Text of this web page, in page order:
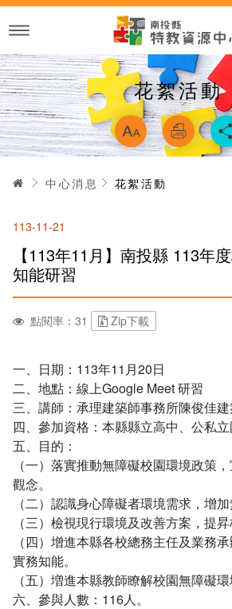
跳
主
內
容
花絮活動
首頁中心消息 花絮活動
113-11-21
【113年11月】南投縣 113年
知能研習
點閱率：31 Zip下載
一、日期：113年11月20日
二、地點：線上Google Meet 研習
三、講師：承理建築師事務所陳俊佳
四、參加資格：本縣縣立高中、公私
五、目的：
（一）落實推動無障礙校園環境政策
觀念。
（二）認識身心障礙者環境需求，增加
（三）檢視現行環境及改善方案，提昇
（四）增進本縣各校總務主任及業務
實務知能。
（五）増進本縣教師瞭解校園無障礙環
六、參與人數：116人。